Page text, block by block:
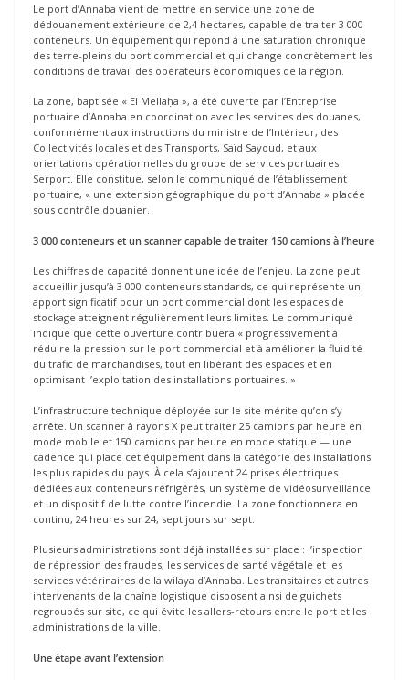
Le port d’Annaba vient de mettre en service une zone de
dédouanement extérieure de 2,4 hectares, capable de traiter 3 000
conteneurs. Un équipement qui répond à une saturation chronique
des terre-pleins du port commercial et qui change concrètement les
conditions de travail des opérateurs économiques de la région.
La zone, baptisée « El Mellaḥa », a été ouverte par l’Entreprise
portuaire d’Annaba en coordination avec les services des douanes,
conformément aux instructions du ministre de l’Intérieur, des
Collectivités locales et des Transports, Saïd Sayoud, et aux
orientations opérationnelles du groupe de services portuaires
Serport. Elle constitue, selon le communiqué de l’établissement
portuaire, « une extension géographique du port d’Annaba » placée
sous contrôle douanier.
3 000 conteneurs et un scanner capable de traiter 150 camions à l’heure
Les chiffres de capacité donnent une idée de l’enjeu. La zone peut
accueillir jusqu’à 3 000 conteneurs standards, ce qui représente un
apport significatif pour un port commercial dont les espaces de
stockage atteignent régulièrement leurs limites. Le communiqué
indique que cette ouverture contribuera « progressivement à
réduire la pression sur le port commercial et à améliorer la fluidité
du trafic de marchandises, tout en libérant des espaces et en
optimisant l’exploitation des installations portuaires. »
L’infrastructure technique déployée sur le site mérite qu’on s’y
arrête. Un scanner à rayons X peut traiter 25 camions par heure en
mode mobile et 150 camions par heure en mode statique — une
cadence qui place cet équipement dans la catégorie des installations
les plus rapides du pays. À cela s’ajoutent 24 prises électriques
dédiées aux conteneurs réfrigérés, un système de vidéosurveillance
et un dispositif de lutte contre l’incendie. La zone fonctionnera en
continu, 24 heures sur 24, sept jours sur sept.
Plusieurs administrations sont déjà installées sur place : l’inspection
de répression des fraudes, les services de santé végétale et les
services vétérinaires de la wilaya d’Annaba. Les transitaires et autres
intervenants de la chaîne logistique disposent ainsi de guichets
regroupés sur site, ce qui évite les allers-retours entre le port et les
administrations de la ville.
Une étape avant l’extension